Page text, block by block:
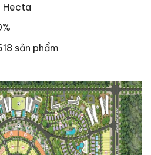
Hecta
sản phẩm